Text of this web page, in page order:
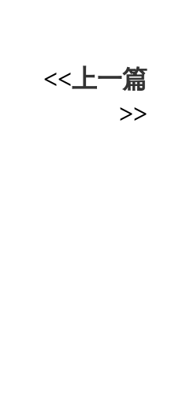
<<上一篇
>>